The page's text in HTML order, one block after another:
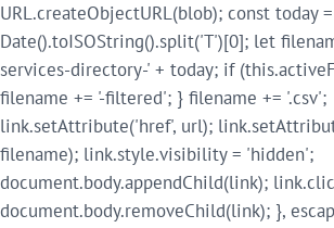
URL.createObjectURL(blob); const today
Date().toISOString().split('T')[0]; let
services-directory-' + today; if
filename += '-filtered'; } filename += '.csv';
link.setAttribute('href', url);
filename); link.style.visibility = 'hidden';
document.body.appendChild(link);
document.body.removeChild(link); },